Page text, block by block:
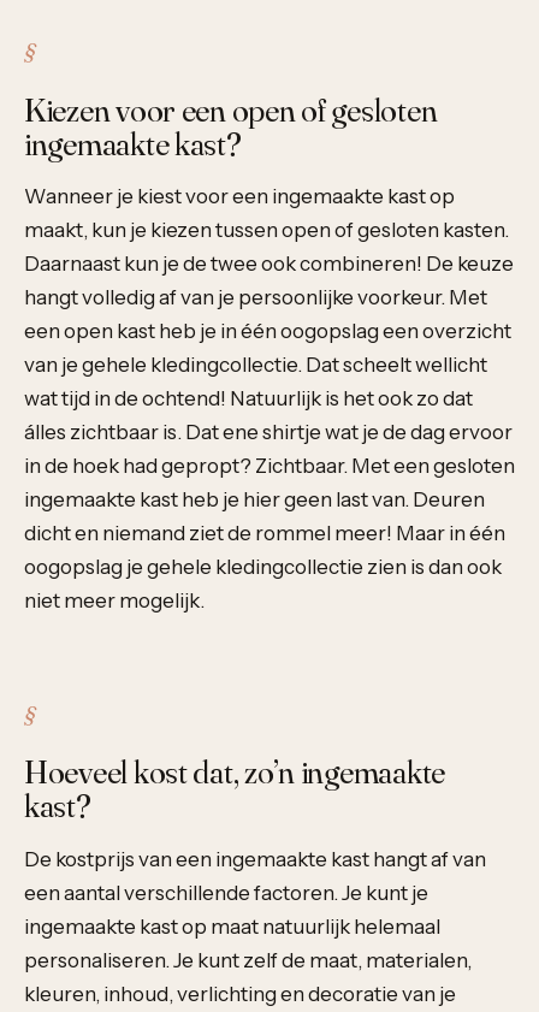
Kiezen voor een open of gesloten
ingemaakte kast?
Wanneer je kiest voor een ingemaakte kast op
maakt, kun je kiezen tussen open of gesloten kasten.
Daarnaast kun je de twee ook combineren! De keuze
hangt volledig af van je persoonlijke voorkeur. Met
een open kast heb je in één oogopslag een overzicht
van je gehele kledingcollectie. Dat scheelt wellicht
wat tijd in de ochtend! Natuurlijk is het ook zo dat
álles zichtbaar is. Dat ene shirtje wat je de dag ervoor
in de hoek had gepropt? Zichtbaar. Met een gesloten
ingemaakte kast heb je hier geen last van. Deuren
dicht en niemand ziet de rommel meer! Maar in één
oogopslag je gehele kledingcollectie zien is dan ook
niet meer mogelijk.
Hoeveel kost dat, zo’n ingemaakte
kast?
De kostprijs van een ingemaakte kast hangt af van
een aantal verschillende factoren. Je kunt je
ingemaakte kast op maat natuurlijk helemaal
personaliseren. Je kunt zelf de maat, materialen,
kleuren, inhoud, verlichting en decoratie van je